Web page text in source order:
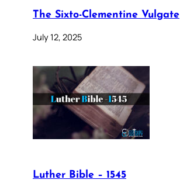
The Sixto-Clementine Vulgate
July 12, 2025
Luther Bible – 1545